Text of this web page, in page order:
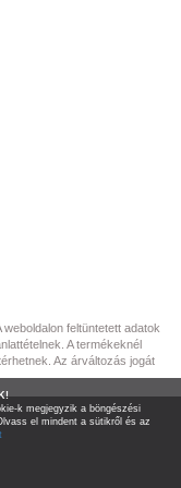
feltüntetett adatok
A termékeknél
Az árváltozás jogát
k megjegyzik a böngészési
el mindent a sütikről és az